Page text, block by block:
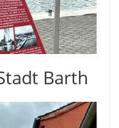
Barth